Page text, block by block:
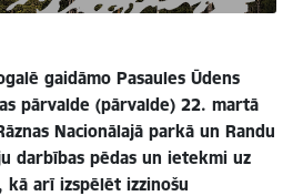
gaidāmo Pasaules Ūdens
pārvalde (pārvalde) 22. martā
Nacionālajā parkā un Randu
darbības pēdas un ietekmi uz
kā arī izspēlēt izzinošu